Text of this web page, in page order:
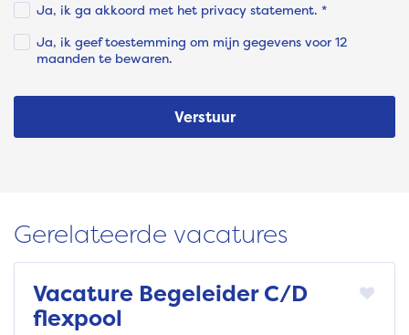
Ja, ik ga akkoord met het privacy statement. *
Ja, ik geef toestemming om mijn gegevens voor 12
maanden te bewaren.
Verstuur
Gerelateerde vacatures
Vacature Begeleider C/D
flexpool